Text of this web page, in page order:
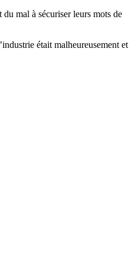
mal à sécuriser leurs mots de
était malheureusement et